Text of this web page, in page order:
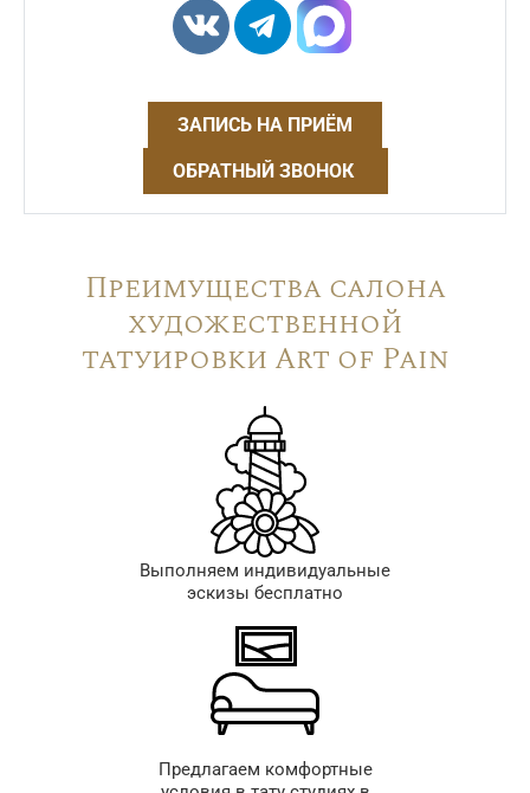
ЗАПИСЬ НА ПРИЁМ
ОБРАТНЫЙ ЗВОНОК
Преимущества салона
художественной
татуировки Art of Pain
Выполняем индивидуальные
эскизы бесплатно
Предлагаем комфортные